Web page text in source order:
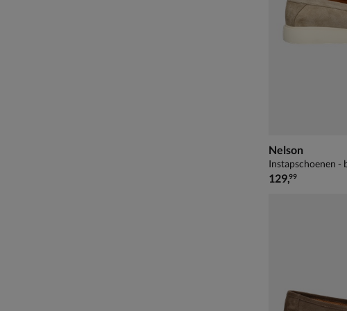
Nelson
Instapschoenen -
€ 129,99
129,99